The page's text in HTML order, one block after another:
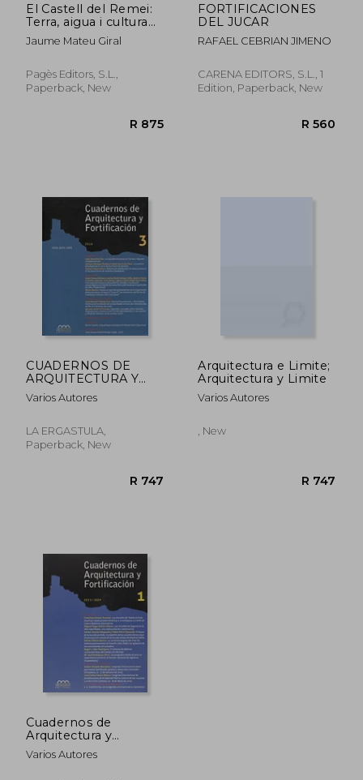
El Castell del Remei:
Terra, aigua i cultura
del vi a la plana
d'Urgell (Visió) (in
Jaume Mateu Giral
Pagès Editors, S.L.,
Paperback, New
FORTIFICACIONES
DEL JUCAR
RAFAEL CEBRIAN JIMENO
CARENA EDITORS, S.L., 1
Edition, Paperback, New
CUADERNOS DE
ARQUITECTURA Y
FORTIFICACION, 3 -
2016
Varios Autores
LA ERGASTULA,
Paperback, New
Arquitectura e Limite;
Arquitectura y Limite
Varios Autores
, New
Cuadernos de
Arquitectura y
Fortificación, número
1
Varios Autores